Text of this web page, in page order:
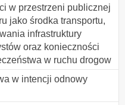
w przestrzeni publicznej
jako środka transportu,
infrastruktury
oraz konieczności
w ruchu drogow
w intencji odnowy